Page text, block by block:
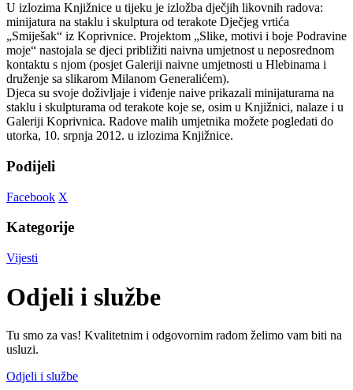
U izlozima Knjižnice u tijeku je izložba dječjih likovnih radova:
minijatura na staklu i skulptura od terakote Dječjeg vrtića
„Smiješak“ iz Koprivnice. Projektom „Slike, motivi i boje Podravine
moje“ nastojala se djeci približiti naivna umjetnost u neposrednom
kontaktu s njom (posjet Galeriji naivne umjetnosti u Hlebinama i
druženje sa slikarom Milanom Generalićem).
Djeca su svoje doživljaje i viđenje naive prikazali minijaturama na
staklu i skulpturama od terakote koje se, osim u Knjižnici, nalaze i u
Galeriji Koprivnica. Radove malih umjetnika možete pogledati do
utorka, 10. srpnja 2012. u izlozima Knjižnice.
Podijeli
Facebook X
Kategorije
Vijesti
Odjeli i službe
Tu smo za vas! Kvalitetnim i odgovornim radom želimo vam biti na
usluzi.
Odjeli i službe